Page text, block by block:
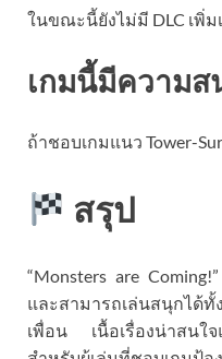
ในขณะนี้ยังไม่มี DLC เพิ่ม
เกมนี้มีความส
ถ้าชอบเกมแนว Tower-
สรุป
“Monsters are
และสามารถเล่นสนุกได้
เพื่อน เนื้อเรื่องน่าสนใ